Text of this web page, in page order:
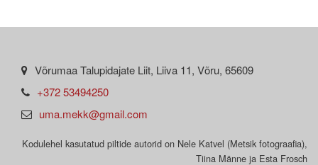
Võrumaa Talupidajate Liit, Liiva 11, Võru, 65609
+372 53494250
uma.mekk@gmail.com
Kodulehel kasutatud piltide autorid on Nele Katvel (Metsik fotograafia),
Tiina Männe ja Esta Frosch